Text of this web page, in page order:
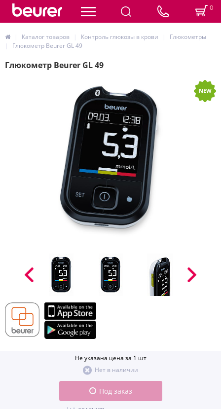
0
Каталог товаров Контроль глюкозы в крови
Глюкометры
Глюкометр Beurer GL 49
Глюкометр Beurer GL 49
NEW
Не указана цена за 1 шт
Нет в наличии
Под заказ